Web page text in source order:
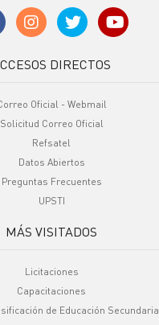
DIRECTOS
Oficial - Webmail
Solicitud Correo Oficial
Refsatel
Datos Abiertos
Preguntas Frecuentes
UPSTI
MÁS VISITADOS
Licitaciones
Capacitaciones
de Educación Secundaria